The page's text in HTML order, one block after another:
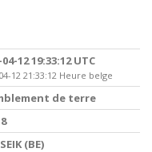
04-12 19:33:12 UTC
12 21:33:12 Heure belge
de terre
(BE)